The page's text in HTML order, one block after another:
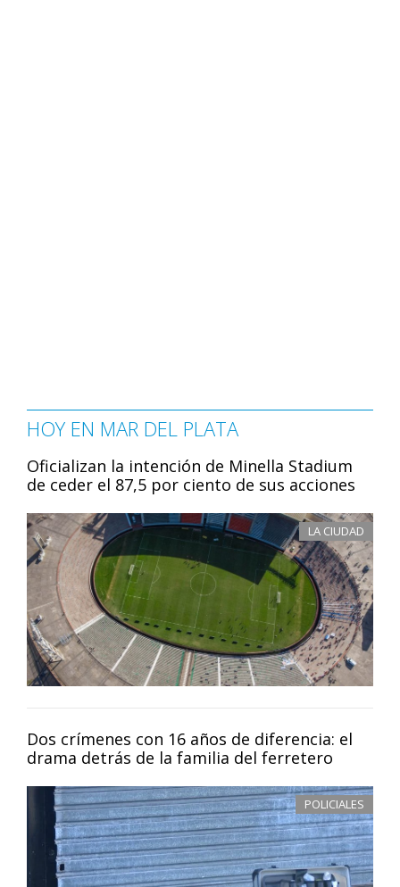
HOY EN MAR DEL PLATA
Oficializan la intención de Minella Stadium
de ceder el 87,5 por ciento de sus acciones
LA CIUDAD
Dos crímenes con 16 años de diferencia: el
drama detrás de la familia del ferretero
POLICIALES